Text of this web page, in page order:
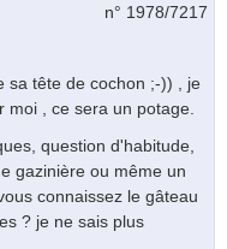
n° 1978/7217
sa tête de cochon ;-)) , je
moi , ce sera un potage.
question d'habitude,
gazinière ou même un
connaissez le gâteau
? je ne sais plus